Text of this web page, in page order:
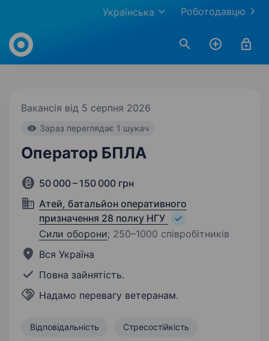
Роботодавцю
Українська
Work.ua
Вакансія від 5 серпня 2026
Зараз переглядає 1 шукач
Оператор БПЛА
50 000 – 150 000 грн
Атей, батальйон оперативного
призначення 28 полку НГУ
Сили оборони; 250–1000 співробітників
Вся Україна
Повна зайнятість.
Надамо перевагу ветеранам.
Відповідальність Стресостійкість